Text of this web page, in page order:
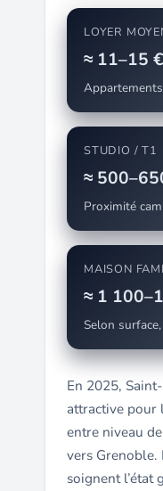
LOYER
≈ 11–15
STUDIO / T1
≈
Proximité
MAISON
≈ 1
Selon
En 2025,
attractive pour
entre niveau
vers Grenoble.
soignent l’état